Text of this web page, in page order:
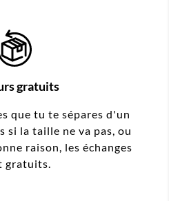
gratuits
que tu te sépares d'un
si la taille ne va pas, ou
raison, les échanges
gratuits.